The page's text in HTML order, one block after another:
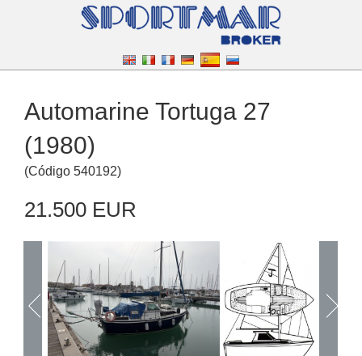
Automarine Tortuga 27
(1980)
(Código 540192)
21.500 EUR